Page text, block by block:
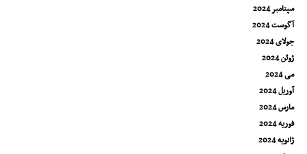
سپتامبر 2024
آگوست 2024
جولای 2024
ژوئن 2024
می 2024
آوریل 2024
مارس 2024
فوریه 2024
ژانویه 2024